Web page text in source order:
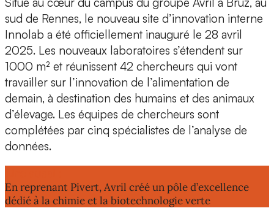
sud de Rennes, le nouveau site d’innovation interne
Innolab a été officiellement inauguré le 28 avril
2025. Les nouveaux laboratoires s’étendent sur
1000 m² et réunissent 42 chercheurs qui vont
travailler sur l’innovation de l’alimentation de
demain, à destination des humains et des animaux
d’élevage. Les équipes de chercheurs sont
complétées par cinq spécialistes de l’analyse de
données.
En reprenant Pivert, Avril créé un pôle d’excellence
dédié à la chimie et la biotechnologie verte